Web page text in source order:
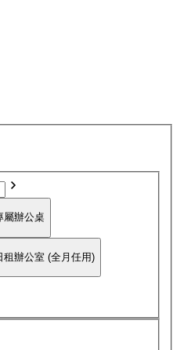
屬辦公桌
租辦公室 (全月任用)